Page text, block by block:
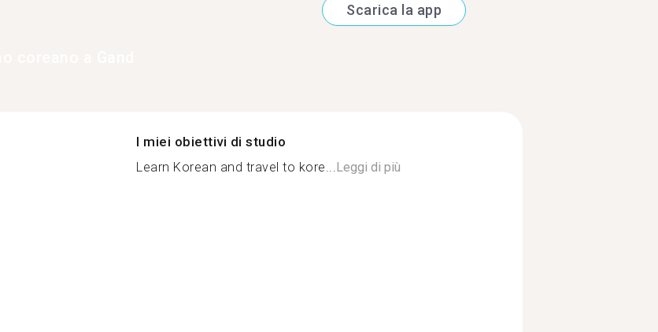
Scarica la app
I miei obiettivi di studio
Learn Korean and travel to kore... Leggi di più